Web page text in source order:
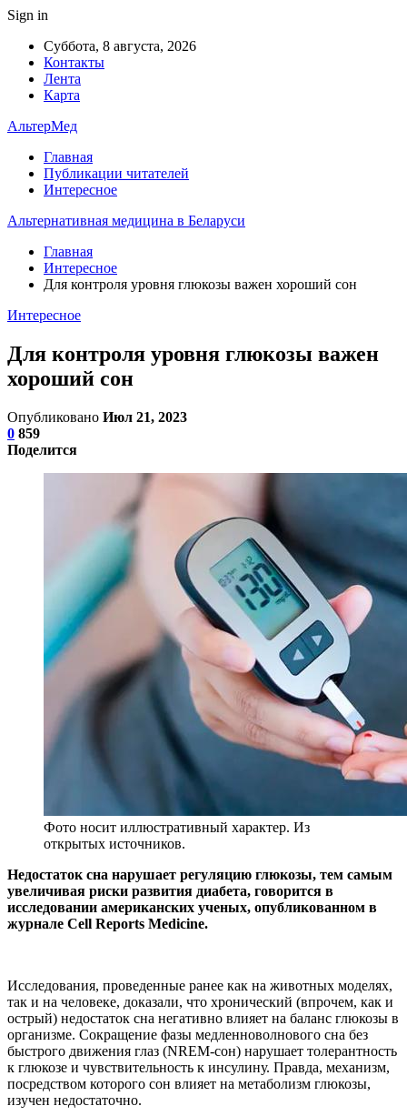
Sign in
Суббота, 8 августа, 2026
Контакты
Лента
Карта
АльтерМед
Главная
Публикации читателей
Интересное
Альтернативная медицина в Беларуси
Главная
Интересное
Для контроля уровня глюкозы важен хороший сон
Интересное
Для контроля уровня глюкозы важен
хороший сон
Опубликовано Июл 21, 2023
0 859
Поделится
Фото носит иллюстративный характер. Из
открытых источников.
Недостаток сна нарушает регуляцию глюкозы, тем самым
увеличивая риски развития диабета, говорится в
исследовании американских ученых, опубликованном в
журнале Cell Reports Medicine.
Исследования, проведенные ранее как на животных моделях,
так и на человеке, доказали, что хронический (впрочем, как и
острый) недостаток сна негативно влияет на баланс глюкозы в
организме. Сокращение фазы медленноволнового сна без
быстрого движения глаз (NREM-сон) нарушает толерантность
к глюкозе и чувствительность к инсулину. Правда, механизм,
посредством которого сон влияет на метаболизм глюкозы,
изучен недостаточно.